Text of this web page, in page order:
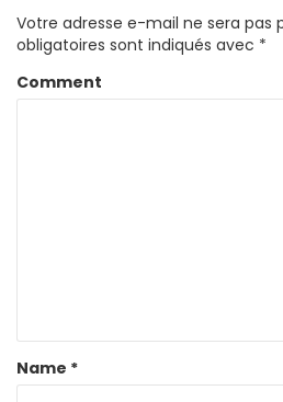
Votre adresse e-mail ne sera pas
obligatoires sont indiqués avec *
Comment
Name *